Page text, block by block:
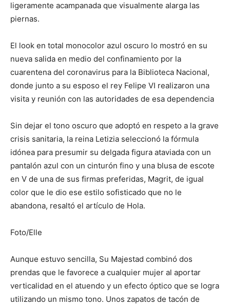
ligeramente acampanada que visualmente alarga las
piernas.
El look en total monocolor azul oscuro lo mostró en su
nueva salida en medio del confinamiento por la
cuarentena del coronavirus para la Biblioteca Nacional,
donde junto a su esposo el rey Felipe VI realizaron una
visita y reunión con las autoridades de esa dependencia
Sin dejar el tono oscuro que adoptó en respeto a la grave
crisis sanitaria, la reina Letizia seleccionó la fórmula
idónea para presumir su delgada figura ataviada con un
pantalón azul con un cinturón fino y una blusa de escote
en V de una de sus firmas preferidas, Magrit, de igual
color que le dio ese estilo sofisticado que no le
abandona, resaltó el artículo de Hola.
Foto/Elle
Aunque estuvo sencilla, Su Majestad combinó dos
prendas que le favorece a cualquier mujer al aportar
verticalidad en el atuendo y un efecto óptico que se logra
utilizando un mismo tono. Unos zapatos de tacón de